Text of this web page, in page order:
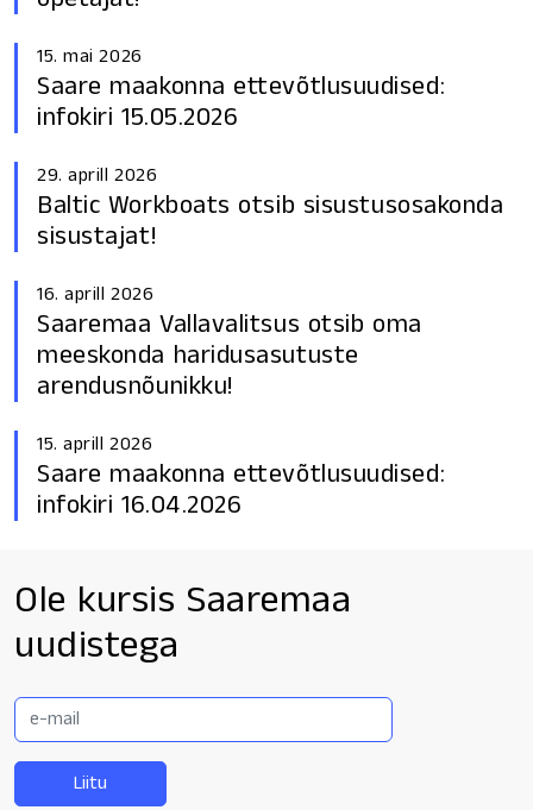
15. mai 2026
Saare maakonna ettevõtlusuudised:
infokiri 15.05.2026
29. aprill 2026
Baltic Workboats otsib sisustusosakonda
sisustajat!
16. aprill 2026
Saaremaa Vallavalitsus otsib oma
meeskonda haridusasutuste
arendusnõunikku!
15. aprill 2026
Saare maakonna ettevõtlusuudised:
infokiri 16.04.2026
Ole kursis Saaremaa
uudistega
E-
mail